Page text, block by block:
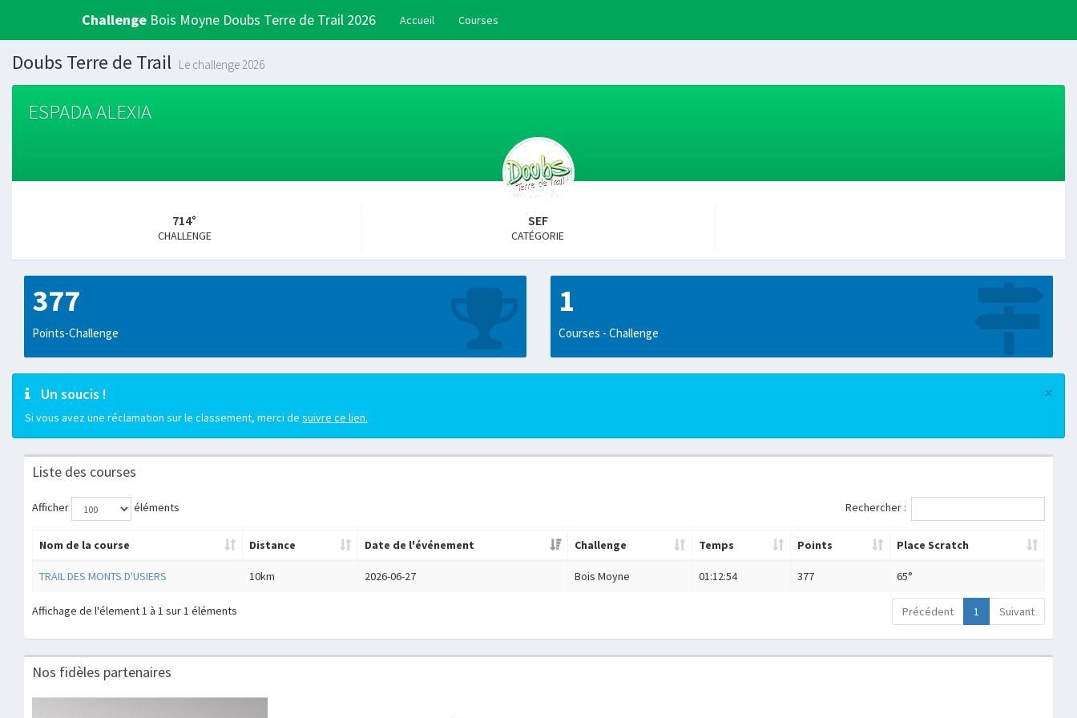
Challenge Bois Moyne Doubs Terre de Trail 2026 Accueil Courses
Doubs Terre de Trail Le challenge 2026
ESPADA ALEXIA
714°
CHALLENGE
SEF
CATÉGORIE
377
Points-Challenge
1
Courses - Challenge
×
Un soucis !
Si vous avez une réclamation sur le classement, merci de suivre ce lien.
Liste des courses
Afficher éléments Rechercher :
Nom de la course Distance Date de l'événement Challenge Temps Points Place Scratch
TRAIL DES MONTS D'USIERS 10km 2026-06-27 Bois Moyne 01:12:54 377 65°
Affichage de l'élement 1 à 1 sur 1 éléments Précédent 1 Suivant
Nos fidèles partenaires